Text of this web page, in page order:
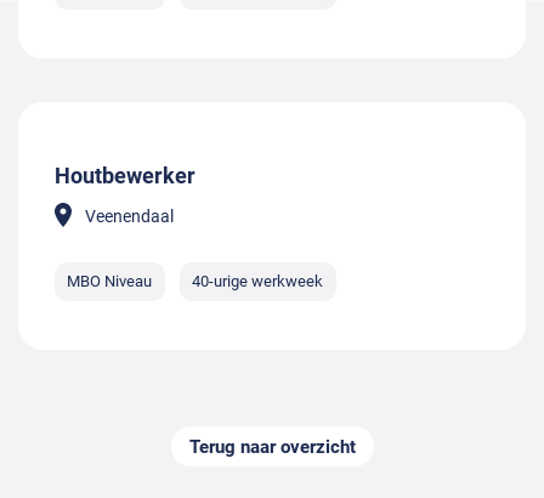
Houtbewerker
Veenendaal
MBO Niveau 40-urige werkweek
Terug naar overzicht